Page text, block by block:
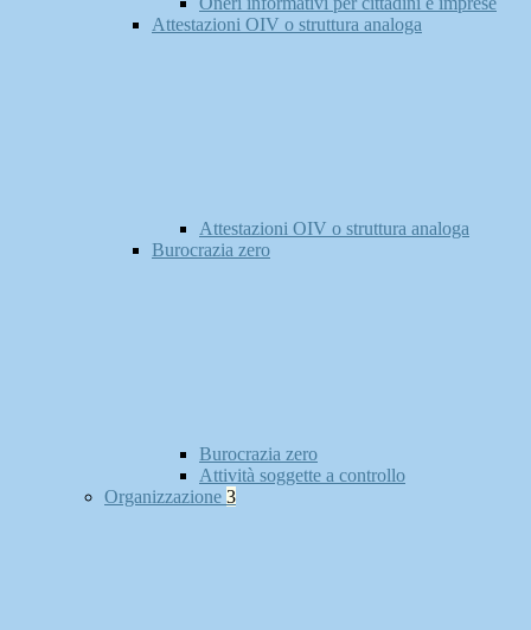
Attestazioni OIV o struttura analoga
Attestazioni OIV o struttura analoga
Burocrazia zero
Burocrazia zero
Attività soggette a controllo
Organizzazione 3